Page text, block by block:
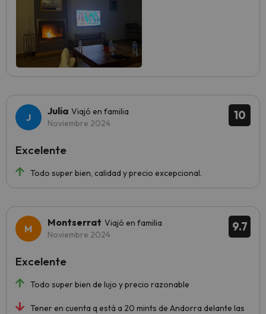
10
Julia Viajó en familia
Noviembre 2024
Todo super bien, calidad y precio excepcional.
Excelente
9.7
Montserrat Viajó en familia
Noviembre 2024
Todo super bien de lujo y precio razonable
Tener en cuenta q está a 20 mints de Andorra delante las
Excelente